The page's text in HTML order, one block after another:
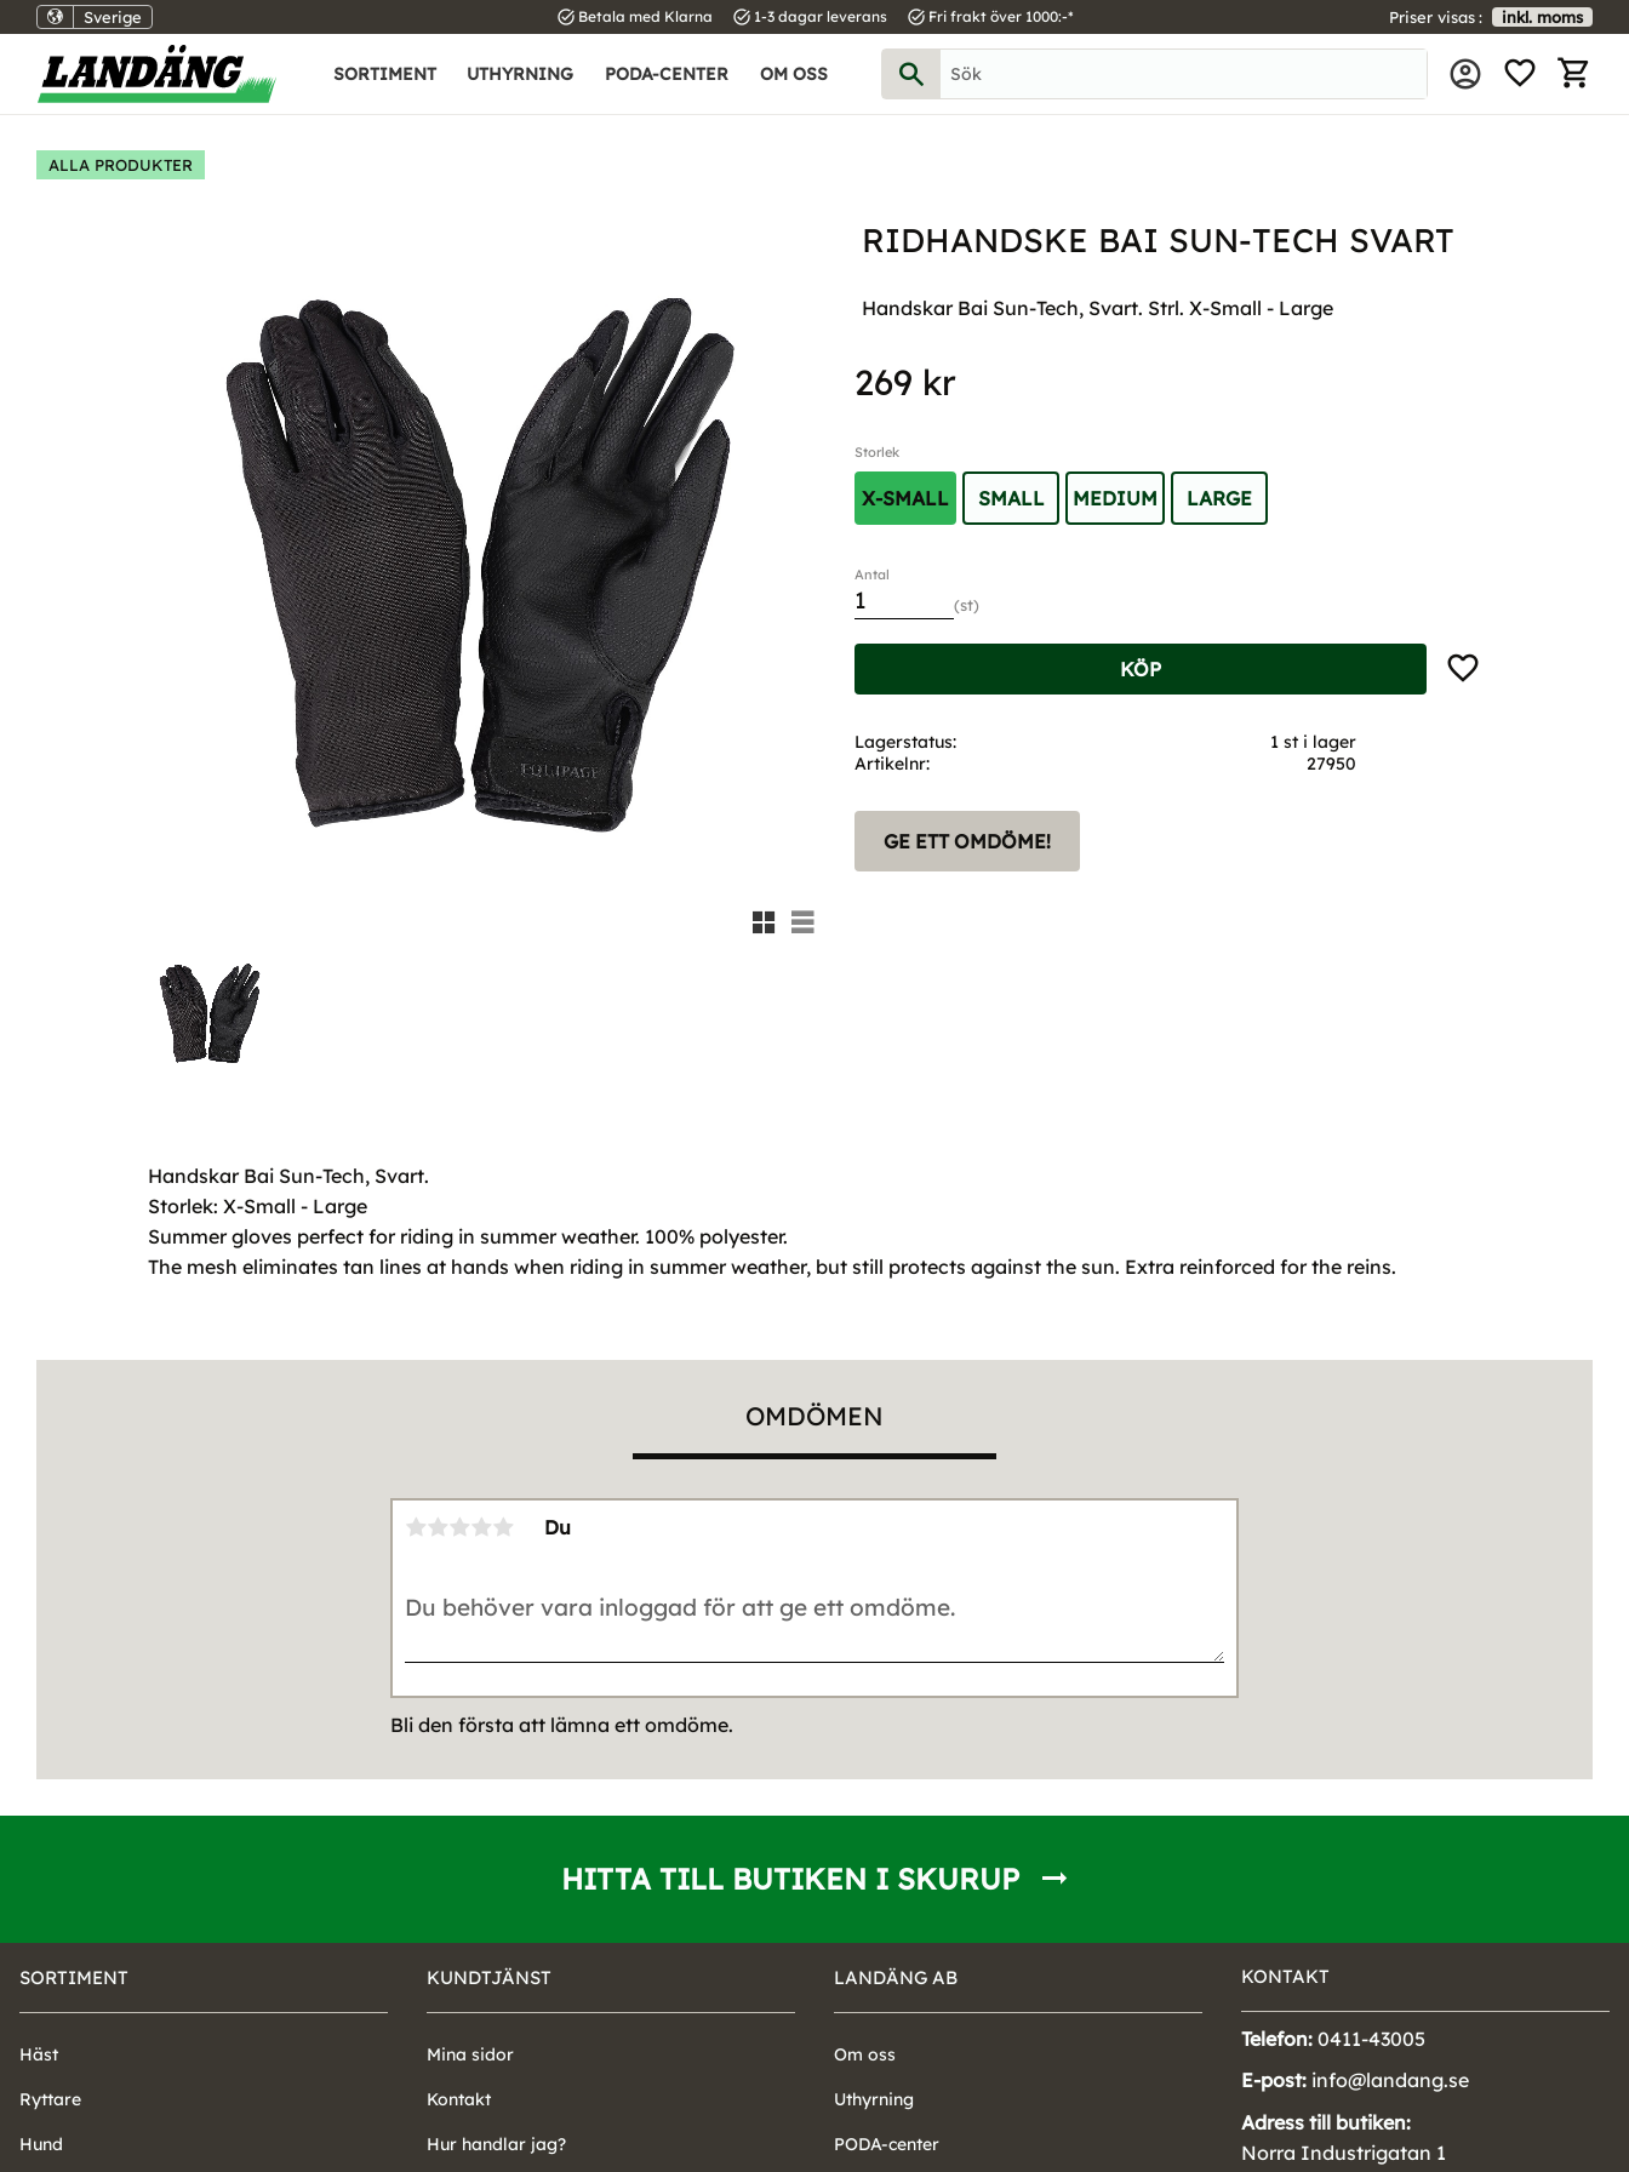
Sverige task_alt Betala med Klarna task_alt 1-3 dagar leverans task_alt Fri frakt över 1000:-* Priser visas inkl. moms
SORTIMENT UTHYRNING PODA-CENTER OM OSS
ALLA PRODUKTER
RIDHANDSKE BAI SUN-TECH SVART
Handskar Bai Sun-Tech, Svart. Strl. X-Small - Large
Rutnätsvy
Listvy
269 kr
Storlek
X-SMALL SMALL MEDIUM LARGE
Antal
st
KÖP Lägg till i favoriter
Lagerstatus
1 st i lager
Artikelnr
27950
GE ETT OMDÖME!
Handskar Bai Sun-Tech, Svart.
Storlek: X-Small - Large
Summer gloves perfect for riding in summer weather. 100% polyester.
The mesh eliminates tan lines at hands when riding in summer weather, but still protects against the sun. Extra reinforced for the reins.
OMDÖMEN
Du
Bli den första att lämna ett omdöme.
HITTA TILL BUTIKEN I SKURUP
SORTIMENT
Häst
Ryttare
Hund
KUNDTJÄNST
Mina sidor
Kontakt
Hur handlar jag?
LANDÄNG AB
Om oss
Uthyrning
PODA-center
KONTAKT
Telefon: 0411-43005
E-post: info@landang.se
Adress till butiken:
Norra Industrigatan 1